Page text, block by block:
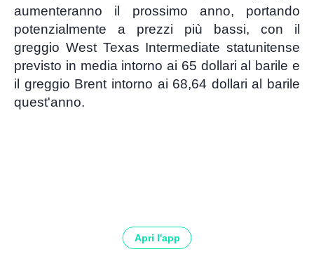
aumenteranno il prossimo anno, portando
potenzialmente a prezzi più bassi, con il
greggio West Texas Intermediate statunitense
previsto in media intorno ai 65 dollari al barile e
il greggio Brent intorno ai 68,64 dollari al barile
quest'anno.
Apri l'app